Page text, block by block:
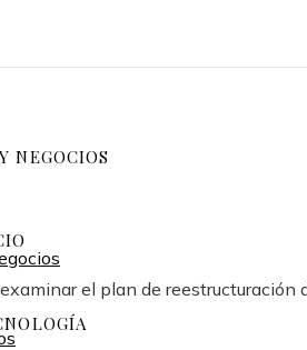
NEGOCIOS
el plan de reestructuración